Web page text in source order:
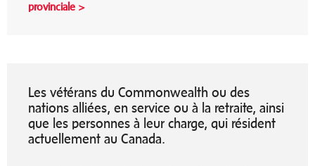
provinciale >
Les vétérans du Commonwealth ou des
nations alliées, en service ou à la retraite, ainsi
que les personnes à leur charge, qui résident
actuellement au Canada.